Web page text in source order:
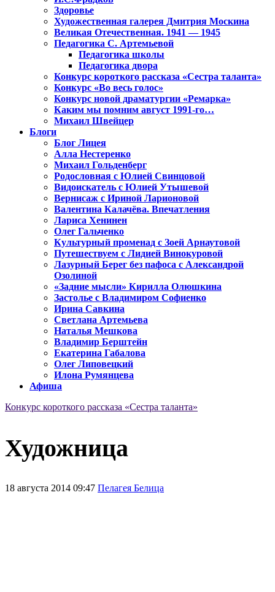
Здоровье
Художественная галерея Дмитрия Москина
Великая Отечественная. 1941 — 1945
Педагогика С. Артемьевой
Педагогика школы
Педагогика двора
Конкурс короткого рассказа «Сестра таланта»
Конкурс «Во весь голос»
Конкурс новой драматургии «Ремарка»
Каким мы помним август 1991-го…
Михаил Швейцер
Блоги
Блог Лицея
Алла Нестеренко
Михаил Гольденберг
Родословная с Юлией Свинцовой
Видоискатель с Юлией Утышевой
Вернисаж с Ириной Ларионовой
Валентина Калачёва. Впечатления
Лариса Хенинен
Олег Гальченко
Культурный променад с Зоей Арнаутовой
Путешествуем с Лидией Винокуровой
Лазурный Берег без пафоса с Александрой
Озолиной
«Задние мысли» Кирилла Олюшкина
Застолье с Владимиром Софиенко
Ирина Савкина
Светлана Артемьева
Наталья Мешкова
Владимир Берштейн
Екатерина Габалова
Олег Липовецкий
Илона Румянцева
Афиша
Конкурс короткого рассказа «Сестра таланта»
Художница
18 августа 2014 09:47 Пелагея Белица